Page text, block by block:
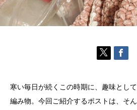
寒い毎日が続くこの時期に、趣味とし
編み物。今回ご紹介するポストは、そ